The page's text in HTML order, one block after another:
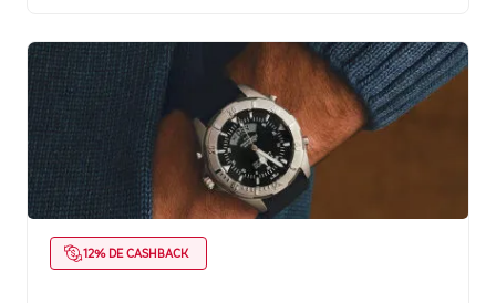
12% DE CASHBACK